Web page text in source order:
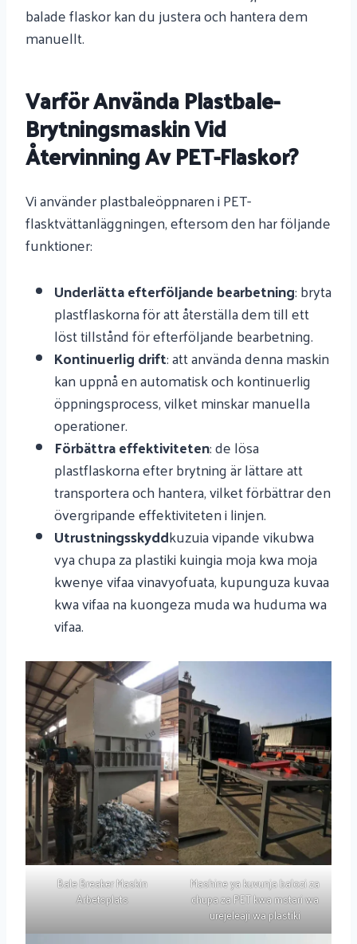
balade flaskor kan du justera och hantera dem
manuellt.
Varför Använda Plastbale-
Brytningsmaskin Vid
Återvinning Av PET-Flaskor?
Vi använder plastbaleöppnaren i PET-
flasktvättanläggningen, eftersom den har följande
funktioner:
Underlätta efterföljande bearbetning: bryta
plastflaskorna för att återställa dem till ett
löst tillstånd för efterföljande bearbetning.
Kontinuerlig drift: att använda denna maskin
kan uppnå en automatisk och kontinuerlig
öppningsprocess, vilket minskar manuella
operationer.
Förbättra effektiviteten: de lösa
plastflaskorna efter brytning är lättare att
transportera och hantera, vilket förbättrar den
övergripande effektiviteten i linjen.
Utrustningsskyddkuzuia vipande vikubwa
vya chupa za plastiki kuingia moja kwa moja
kwenye vifaa vinavyofuata, kupunguza kuvaa
kwa vifaa na kuongeza muda wa huduma wa
vifaa.
Bale Breaker Maskin
Arbetsplats
Mashine ya kuvunja balozi za
chupa za PET kwa mstari wa
urejeleaji wa plastiki